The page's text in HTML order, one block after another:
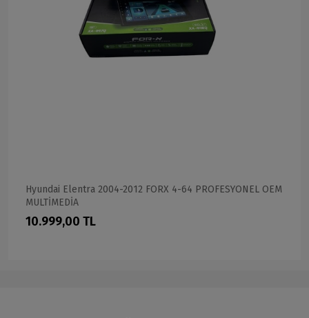
Hyundai Elentra 2004-2012 FORX 4-64 PROFESYONEL OEM
MULTİMEDİA
10.999,00 TL